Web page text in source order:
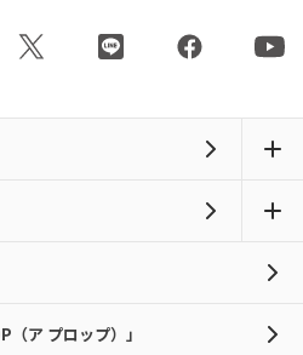
ア プロップ）」